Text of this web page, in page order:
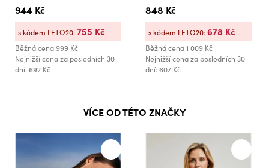
944 Kč
Běžná cena999 Kč
Nejnižší cena za posledních 30
dní: 692 Kč
s kódem LETO20:755 Kč
848 Kč
Běžná cena1 009 Kč
Nejnižší cena za posledních 30
dní: 607 Kč
s kódem LETO20:678 Kč
VÍCE OD TÉTO ZNAČKY